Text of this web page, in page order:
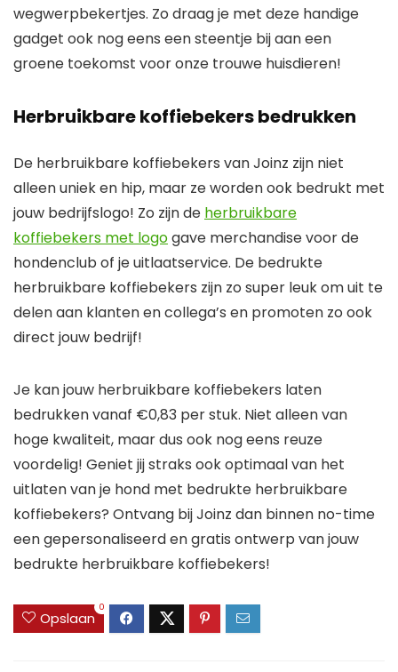
wegwerpbekertjes. Zo draag je met deze handige
gadget ook nog eens een steentje bij aan een
groene toekomst voor onze trouwe huisdieren!
Herbruikbare koffiebekers bedrukken
De herbruikbare koffiebekers van Joinz zijn niet
alleen uniek en hip, maar ze worden ook bedrukt met
jouw bedrijfslogo! Zo zijn de herbruikbare
koffiebekers met logogave merchandise voor de
hondenclub of je uitlaatservice. De bedrukte
herbruikbare koffiebekers zijn zo super leuk om uit te
delen aan klanten en collega’s en promoten zo ook
direct jouw bedrijf!
Je kan jouw herbruikbare koffiebekers laten
bedrukken vanaf €0,83 per stuk. Niet alleen van
hoge kwaliteit, maar dus ook nog eens reuze
voordelig! Geniet jij straks ook optimaal van het
uitlaten van je hond met bedrukte herbruikbare
koffiebekers? Ontvang bij Joinz dan binnen no-time
een gepersonaliseerd en gratis ontwerp van jouw
bedrukte herbruikbare koffiebekers!
Opslaan
0